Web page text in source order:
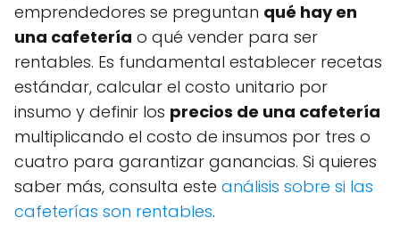
emprendedores se preguntan qué hay en
una cafetería o qué vender para ser
rentables. Es fundamental establecer recetas
estándar, calcular el costo unitario por
insumo y definir los precios de una cafetería
multiplicando el costo de insumos por tres o
cuatro para garantizar ganancias. Si quieres
saber más, consulta este análisis sobre si las
cafeterías son rentables.